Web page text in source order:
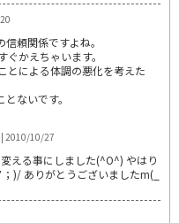
頼関係ですよね。
かえちゃいます。
とによる体調の悪化を考えた
ないです。
| 2010/10/27
える事にしました(^O^) やはり
)/ ありがとうございましたm(_